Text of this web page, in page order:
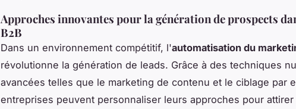
Approches innovantes pour la génération de prospects
B2B
Dans un environnement compétitif, l'automatisation du
révolutionne la génération de leads. Grâce à des techniques
avancées telles que le marketing de contenu et le ciblage par
entreprises peuvent personnaliser leurs approches pour